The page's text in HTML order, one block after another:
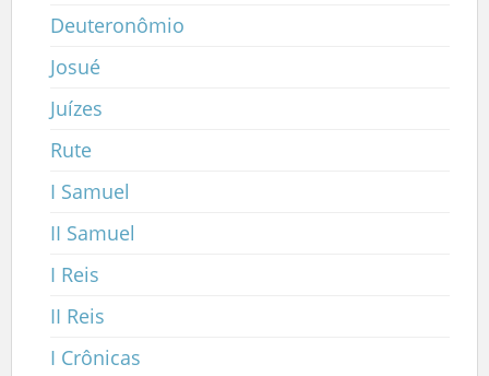
Deuteronômio
Josué
Juízes
Rute
I Samuel
II Samuel
I Reis
II Reis
I Crônicas